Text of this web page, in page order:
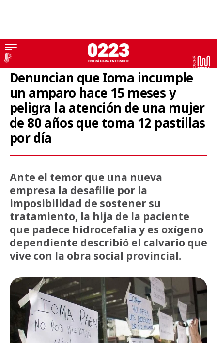
Medicina Prepaga
Denuncian que Ioma incumple
un amparo hace 15 meses y
peligra la atención de una mujer
de 80 años que toma 12 pastillas
por día
Ante el temor que una nueva
empresa la desafilie por la
imposibilidad de sostener su
tratamiento, la hija de la paciente
que padece hidrocefalia y es oxígeno
dependiente describió el calvario que
vive con la obra social provincial.